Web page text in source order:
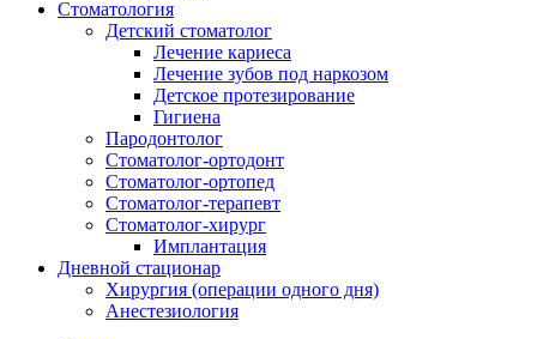
Стоматология
Детский стоматолог
Лечение кариеса
Лечение зубов под наркозом
Детское протезирование
Гигиена
Пародонтолог
Стоматолог-ортодонт
Стоматолог-ортопед
Стоматолог-терапевт
Стоматолог-хирург
Имплантация
Дневной стационар
Хирургия (операции одного дня)
Анестезиология